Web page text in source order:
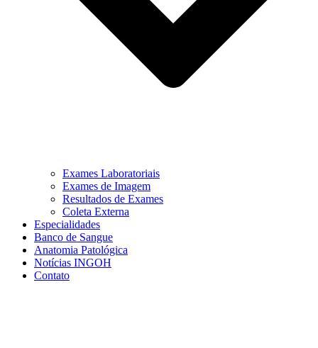
Exames Laboratoriais
Exames de Imagem
Resultados de Exames
Coleta Externa
Especialidades
Banco de Sangue
Anatomia Patológica
Notícias INGOH
Contato